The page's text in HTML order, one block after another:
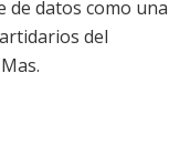
de datos como una
del